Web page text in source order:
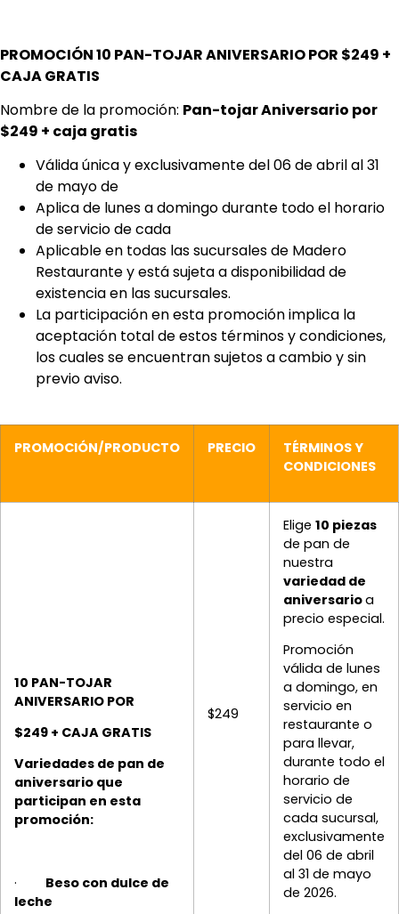
PROMOCIÓN 10 PAN-TOJAR ANIVERSARIO POR $249 +
CAJA GRATIS
Nombre de la promoción: Pan-tojar Aniversario por
$249 + caja gratis
Válida única y exclusivamente del 06 de abril al 31
de mayo de
Aplica de lunes a domingo durante todo el horario
de servicio de cada
Aplicable en todas las sucursales de Madero
Restaurante y está sujeta a disponibilidad de
existencia en las sucursales.
La participación en esta promoción implica la
aceptación total de estos términos y condiciones,
los cuales se encuentran sujetos a cambio y sin
previo aviso.
PROMOCIÓN/PRODUCTO PRECIO
TÉRMINOS Y
CONDICIONES
10 PAN-TOJAR
ANIVERSARIO POR
$249 + CAJA GRATIS
Variedades de pan de
aniversario que
participan en esta
promoción:
· Beso con dulce de
leche
$249
Elige 10 piezas
de pan de
nuestra
variedad de
aniversarioa
precio especial.
Promoción
válida de lunes
a domingo, en
servicio en
restaurante o
para llevar,
durante todo el
horario de
servicio de
cada sucursal,
exclusivamente
del 06 de abril
al 31 de mayo
de 2026.